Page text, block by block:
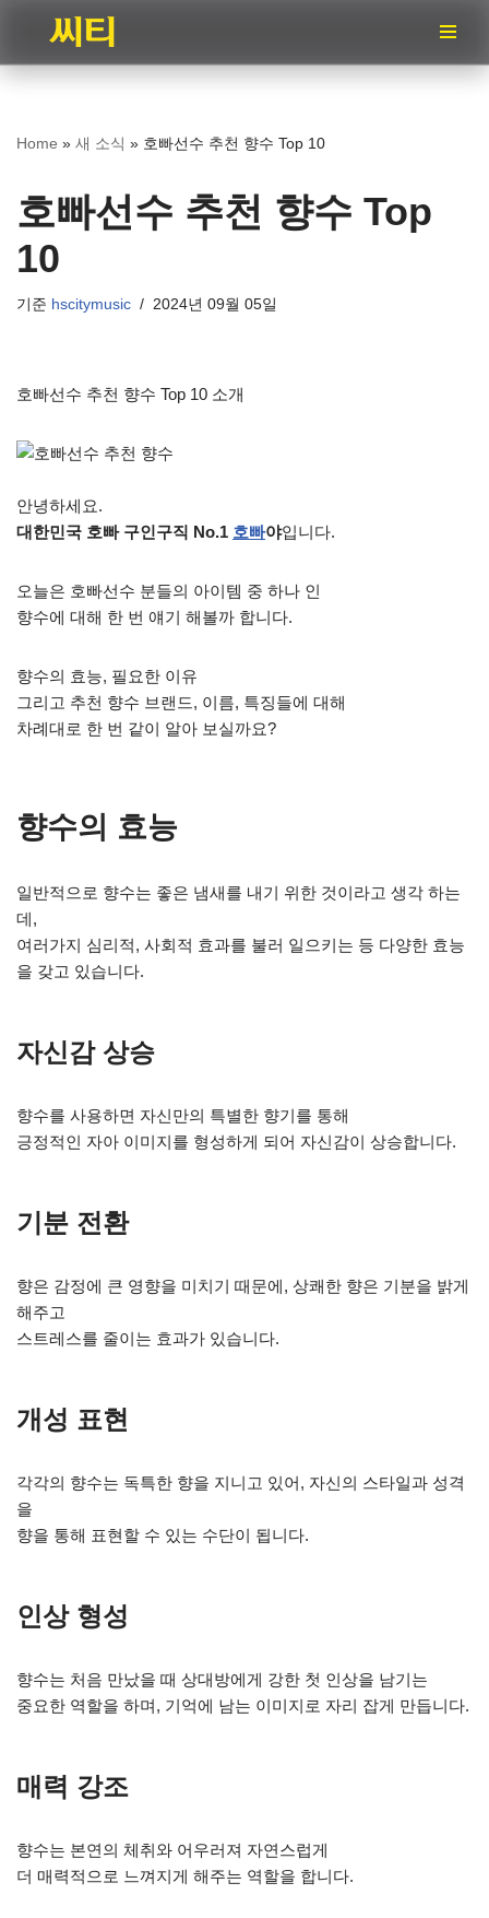
로
뛰
기
Home » 새 소식 » 호빠선수 추천 향수 Top 10
호빠선수 추천 향수 Top
10
기준 hscitymusic 2024년 09월 05일
호빠선수 추천 향수 Top 10 소개
안녕하세요.
대한민국 호빠 구인구직 No.1 호빠야입니다.
오늘은 호빠선수 분들의 아이템 중 하나 인
향수에 대해 한 번 얘기 해볼까 합니다.
향수의 효능, 필요한 이유
그리고 추천 향수 브랜드, 이름, 특징들에 대해
차례대로 한 번 같이 알아 보실까요?
향수의 효능
일반적으로 향수는 좋은 냄새를 내기 위한 것이라고 생각 하는
데,
여러가지 심리적, 사회적 효과를 불러 일으키는 등 다양한 효능
을 갖고 있습니다.
자신감 상승
향수를 사용하면 자신만의 특별한 향기를 통해
긍정적인 자아 이미지를 형성하게 되어 자신감이 상승합니다.
기분 전환
향은 감정에 큰 영향을 미치기 때문에, 상쾌한 향은 기분을 밝게
해주고
스트레스를 줄이는 효과가 있습니다.
개성 표현
각각의 향수는 독특한 향을 지니고 있어, 자신의 스타일과 성격
을
향을 통해 표현할 수 있는 수단이 됩니다.
인상 형성
향수는 처음 만났을 때 상대방에게 강한 첫 인상을 남기는
중요한 역할을 하며, 기억에 남는 이미지로 자리 잡게 만듭니다.
매력 강조
향수는 본연의 체취와 어우러져 자연스럽게
더 매력적으로 느껴지게 해주는 역할을 합니다.